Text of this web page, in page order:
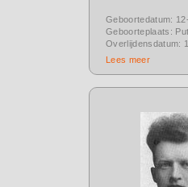
Geboortedatum:
Geboorteplaats:
Overlijdensdatum:
Lees meer